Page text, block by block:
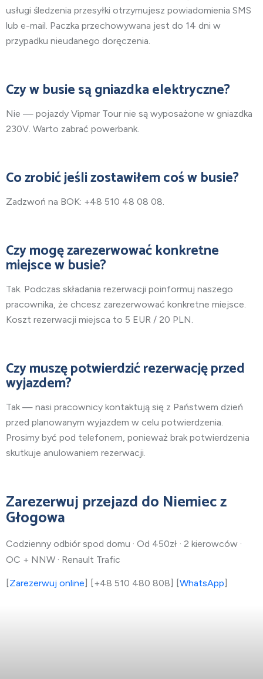
usługi śledzenia przesyłki otrzymujesz powiadomienia SMS
lub e-mail. Paczka przechowywana jest do 14 dni w
przypadku nieudanego doręczenia.
Czy w busie są gniazdka elektryczne?
Nie — pojazdy Vipmar Tour nie są wyposażone w gniazdka
230V. Warto zabrać powerbank.
Co zrobić jeśli zostawiłem coś w busie?
Zadzwoń na BOK: +48 510 48 08 08.
Czy mogę zarezerwować konkretne
miejsce w busie?
Tak. Podczas składania rezerwacji poinformuj naszego
pracownika, że chcesz zarezerwować konkretne miejsce.
Koszt rezerwacji miejsca to 5 EUR / 20 PLN.
Czy muszę potwierdzić rezerwację przed
wyjazdem?
Tak — nasi pracownicy kontaktują się z Państwem dzień
przed planowanym wyjazdem w celu potwierdzenia.
Prosimy być pod telefonem, ponieważ brak potwierdzenia
skutkuje anulowaniem rezerwacji.
Zarezerwuj przejazd do Niemiec z
Głogowa
Codzienny odbiór spod domu · Od 450zł · 2 kierowców ·
OC + NNW · Renault Trafic
Zarezerwuj online ] [+48 510 480 808] [ WhatsApp